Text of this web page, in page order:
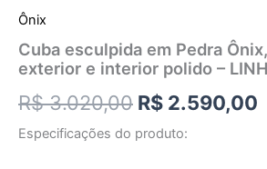
Ônix
Cuba esculpida em Pedra
exterior e interior polido –
R$3.020,00 R$ 2.590,00
Especificações do produto: